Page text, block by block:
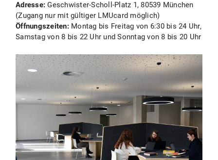
Adresse: Geschwister-Scholl-Platz 1, 80539 München
(Zugang nur mit gültiger LMUcard möglich)
Öffnungszeiten:Montag bis Freitag von 6:30 bis 24 Uhr,
Samstag von 8 bis 22 Uhr und Sonntag von 8 bis 20 Uhr